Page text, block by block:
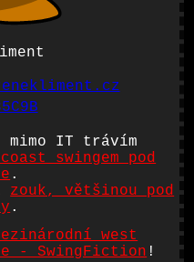
mimo IT trávím
swingem pod
.
zouk, většinou pod
.
west
- SwingFiction !